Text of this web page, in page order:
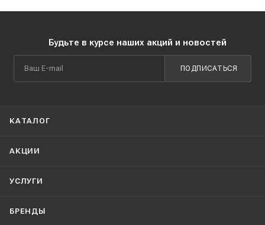
Будьте в курсе наших акций и новостей
ПОДПИСАТЬСЯ
КАТАЛОГ
АКЦИИ
УСЛУГИ
БРЕНДЫ